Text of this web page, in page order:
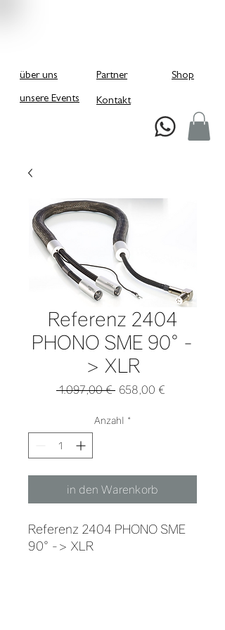
Shop
Kontakt
Partner
über uns
unsere Events
Referenz 2404
PHONO SME 90° -
> XLR
1.097,00 € Standardpreis
658,00 €
Anzahl *
in den Warenkorb
Referenz 2404 PHONO SME
90° -> XLR